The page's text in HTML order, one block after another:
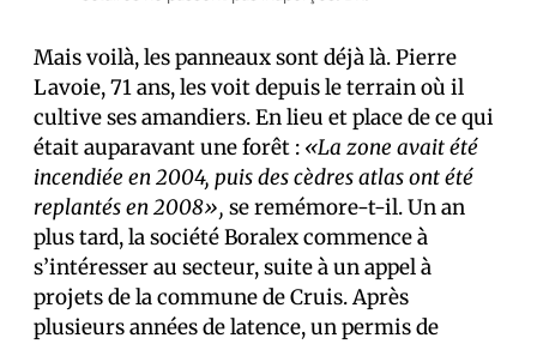
Mais voilà, les panneaux sont déjà là. Pierre
Lavoie, 71 ans, les voit depuis le terrain où il
cultive ses amandiers. En lieu et place de ce qui
était auparavant une forêt : «La zone avait été
incendiée en 2004, puis des cèdres atlas ont été
replantés en 2008», se remémore-t-il. Un an
plus tard, la société Boralex commence à
s’intéresser au secteur, suite à un appel à
projets de la commune de Cruis. Après
plusieurs années de latence, un permis de